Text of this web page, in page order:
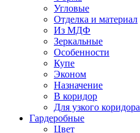
Угловые
Отделка и материал
Из МДФ
Зеркальные
Особенности
Купе
Эконом
Назначение
В коридор
Для узкого коридора
Гардеробные
Цвет